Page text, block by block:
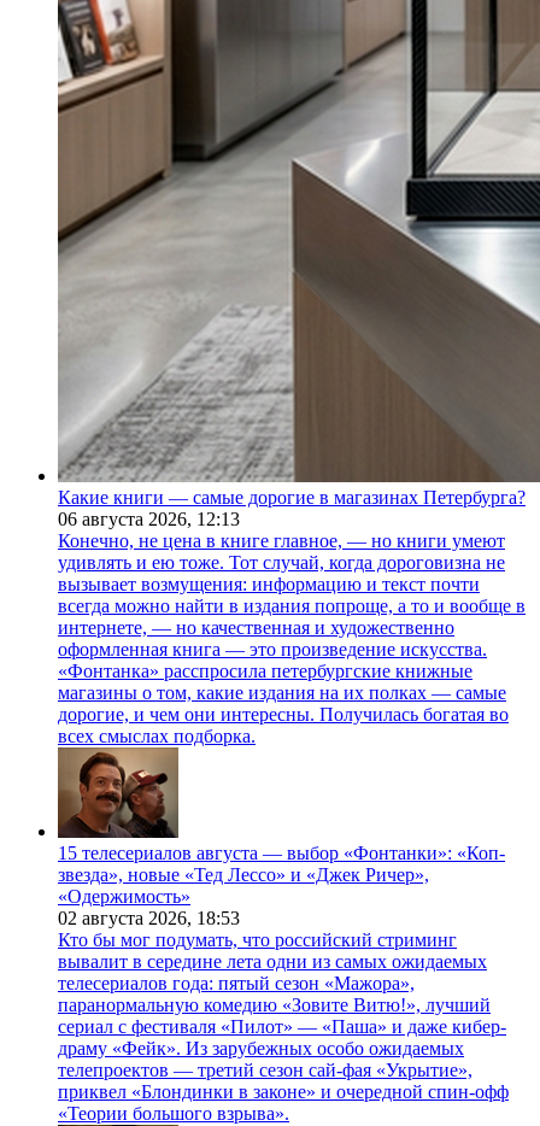
Какие книги — самые дорогие в магазинах Петербурга?
06 августа 2026, 12:13
Конечно, не цена в книге главное, — но книги умеют
удивлять и ею тоже. Тот случай, когда дороговизна не
вызывает возмущения: информацию и текст почти
всегда можно найти в издания попроще, а то и вообще в
интернете, — но качественная и художественно
оформленная книга — это произведение искусства.
«Фонтанка» расспросила петербургские книжные
магазины о том, какие издания на их полках — самые
дорогие, и чем они интересны. Получилась богатая во
всех смыслах подборка.
15 телесериалов августа — выбор «Фонтанки»: «Коп-
звезда», новые «Тед Лессо» и «Джек Ричер»,
«Одержимость»
02 августа 2026, 18:53
Кто бы мог подумать, что российский стриминг
вывалит в середине лета одни из самых ожидаемых
телесериалов года: пятый сезон «Мажора»,
паранормальную комедию «Зовите Витю!», лучший
сериал с фестиваля «Пилот» — «Паша» и даже кибер-
драму «Фейк». Из зарубежных особо ожидаемых
телепроектов — третий сезон сай-фая «Укрытие»,
приквел «Блондинки в законе» и очередной спин-офф
«Теории большого взрыва».